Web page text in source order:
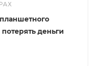
деньги